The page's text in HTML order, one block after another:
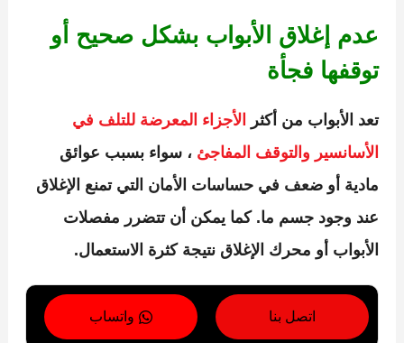
عدم إغلاق الأبواب بشكل صحيح أو
توقفها فجأة
تعد الأبواب من أكثر
الأجزاء المعرضة للتلف في
الأسانسير والتوقف المفاجئ ، سواء بسبب عوائق
مادية أو ضعف في حساسات الأمان التي تمنع الإغلاق
عند وجود جسم ما. كما يمكن أن تتضرر مفصلات
الأبواب أو محرك الإغلاق نتيجة كثرة الاستعمال.
اتصل بنا واتساب